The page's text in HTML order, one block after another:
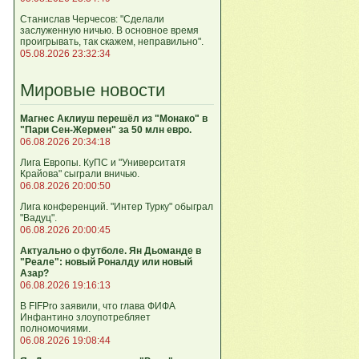
Станислав Черчесов: "Сделали
заслуженную ничью. В основное время
проигрывать, так скажем, неправильно".
05.08.2026 23:32:34
Мировые новости
Магнес Аклиуш перешёл из "Монако" в
"Пари Сен-Жермен" за 50 млн евро.
06.08.2026 20:34:18
Лига Европы. КуПС и "Университатя
Крайова" сыграли вничью.
06.08.2026 20:00:50
Лига конференций. "Интер Турку" обыграл
"Вадуц".
06.08.2026 20:00:45
Актуально о футболе. Ян Дьоманде в
"Реале": новый Роналду или новый
Азар?
06.08.2026 19:16:13
В FIFPro заявили, что глава ФИФА
Инфантино злоупотребляет
полномочиями.
06.08.2026 19:08:44